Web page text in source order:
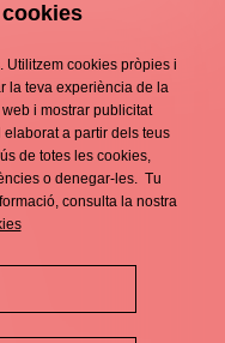
Utilitzem cookies pròpies i
la teva experiència de la
i mostrar publicitat
a partir dels teus
de totes les cookies,
o denegar-les. Tu
consulta la nostra